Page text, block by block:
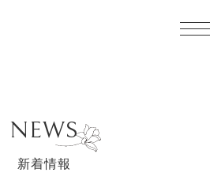
NEWS
新着情報